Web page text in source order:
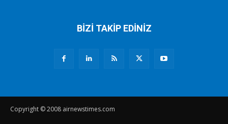
BİZİ TAKİP EDİNİZ
Copyright © 2008 airnewstimes.com